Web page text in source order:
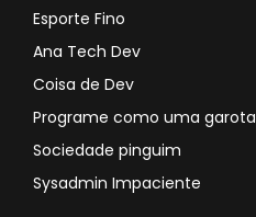
Esporte Fino
Ana Tech Dev
Coisa de Dev
Programe como uma garota
Sociedade pinguim
Sysadmin Impaciente